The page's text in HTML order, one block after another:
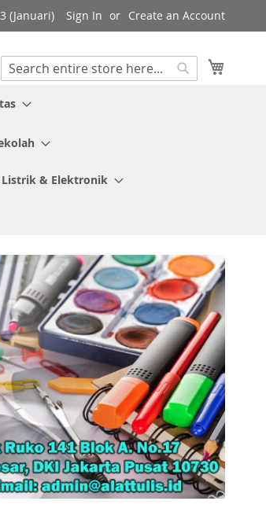
(Januari) Sign In Create an Account
Search
& Elektronik